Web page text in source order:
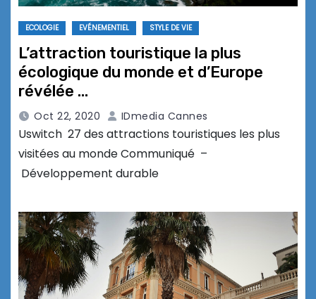
ECOLOGIE EVÉNEMENTIEL STYLE DE VIE
L’attraction touristique la plus
écologique du monde et d’Europe
révélée …
Oct 22, 2020 IDmedia Cannes
Uswitch 27 des attractions touristiques les plus
visitées au monde Communiqué –
Développement durable